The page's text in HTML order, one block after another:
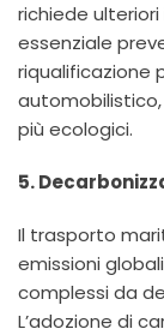
richiede
essenziale
riqualificazione
più ecologici.
5.
Il trasporto
emissioni
complessi da
L’adozione di